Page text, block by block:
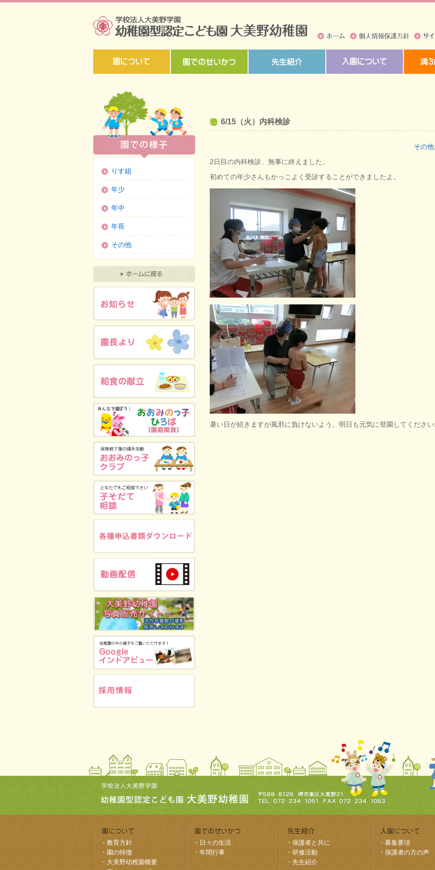
6/15（火）内科検診
その他
2日目の内科検診、無事に終えました。
初めての年少さんもかっこよく受診することができましたよ。
暑い日が続きますが風邪に負けないよう、明日も元気に登園してください
りす組
年少
年中
年長
その他
・ 教育方針
・ 園の特徴
・ 大美野幼稚園概要
・ 日々の生活
・ 年間行事
・ 保護者と共に
・ 研修活動
・ 先生紹介
・ 募集要項
・ 保護者の方の声